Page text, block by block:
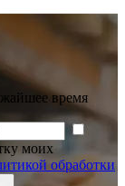
время
моих
обработки